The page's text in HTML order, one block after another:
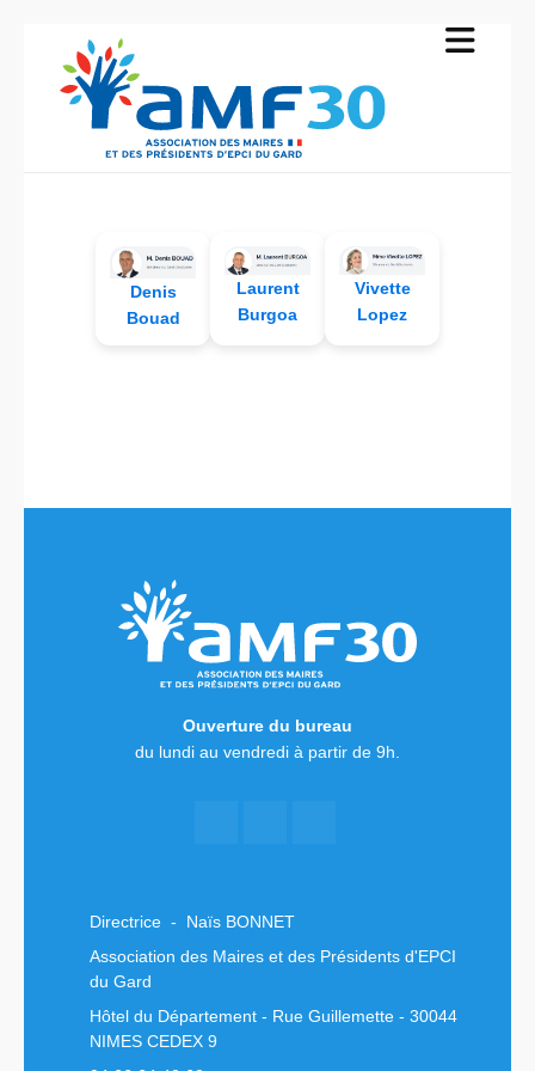
Denis
Bouad
Laurent
Burgoa
Vivette
Lopez
Ouverture du bureau
du lundi au vendredi à partir de 9h.
Directrice - Naïs BONNET
Association des Maires et des Présidents d'EPCI
du Gard
Hôtel du Département - Rue Guillemette - 30044
NIMES CEDEX 9